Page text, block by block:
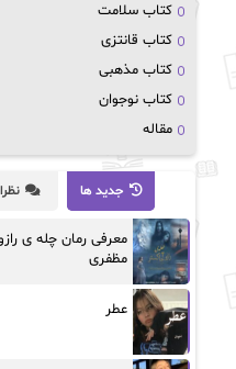
کتاب سلامت
کتاب قانتزی
کتاب مذهبی
کتاب نوجوان
مقاله
جدید ها
معرفی رمان چله ی
مظفری
عطر